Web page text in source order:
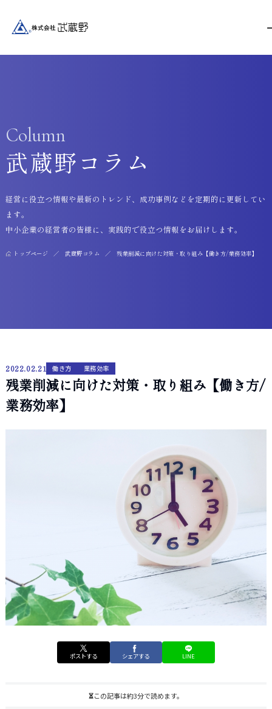
Column
武蔵野コラム
トップページ 武蔵野コラム 残業削減に向けた対策・取り組み【働き方/業務効率】
経営に役立つ情報や最新のトレンド、成功事例などを定期的に更新してい
ます。
中小企業の経営者の皆様に、実践的で役立つ情報をお届けします。
2022.02.21 働き方 業務効率
残業削減に向けた対策・取り組み【働き方/
業務効率】
ポストする シェアする LINE
この記事は約3分で読めます。